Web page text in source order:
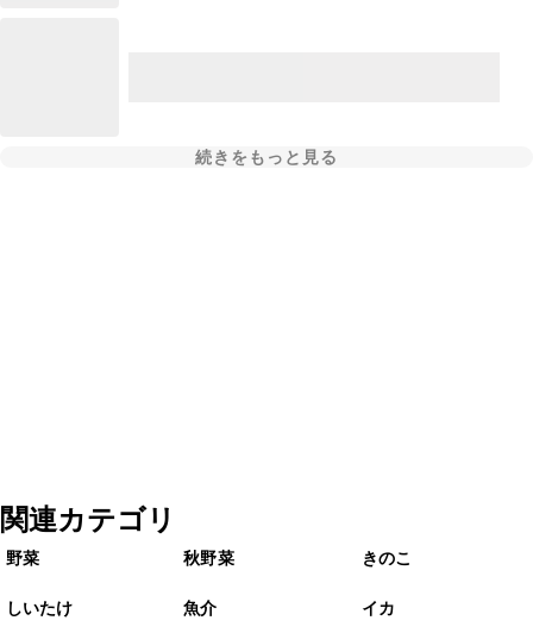
続きをもっと見る
関連カテゴリ
野菜 秋野菜 きのこ
しいたけ 魚介
イカ